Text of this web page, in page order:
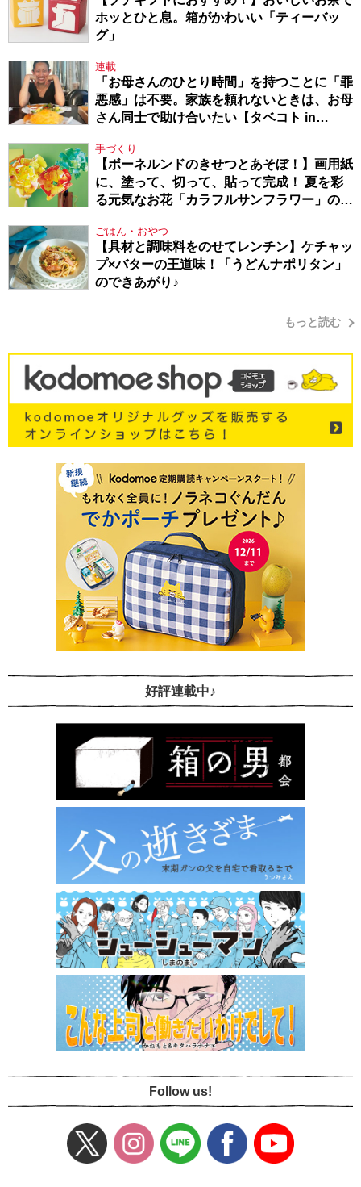
ホッとひと息。箱がかわいい「ティーバッ
グ」
連載
「お母さんのひとり時間」を持つことに「罪
悪感」は不要。家族を頼れないときは、お母
さん同士で助け合いたい【タベコト in
手づくり
【ボーネルンドのきせつとあそぼ！】画用紙
に、塗って、切って、貼って完成！ 夏を彩
る元気なお花「カラフルサンフラワー」の作
ごはん・おやつ
【具材と調味料をのせてレンチン】ケチャッ
プ×バターの王道味！「うどんナポリタン」
のできあがり♪
もっと読む
好評連載中♪
Follow us!